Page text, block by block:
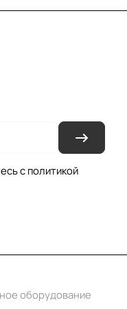
с политикой
оборудование